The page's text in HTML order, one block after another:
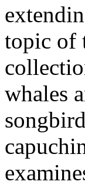
topic of
whales